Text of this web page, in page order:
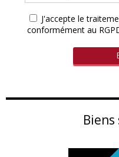
J'accepte le
conformément au